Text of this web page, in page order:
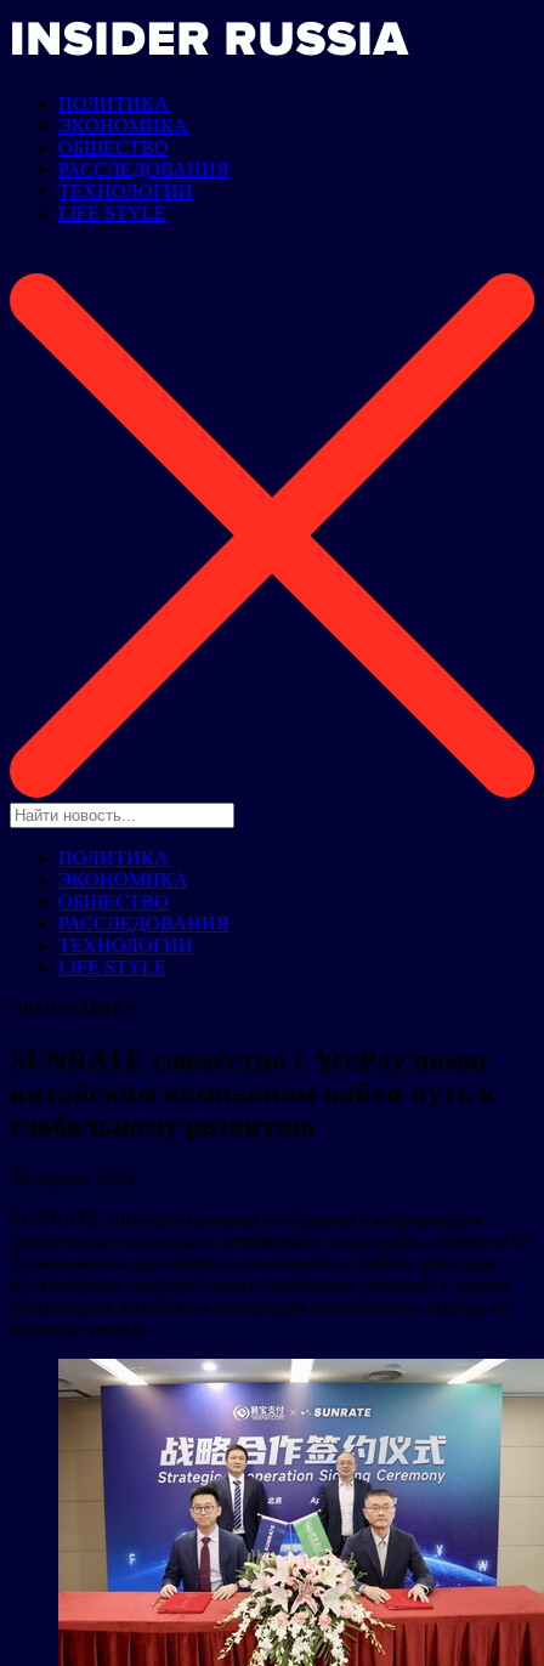
ПОЛИТИКА
ЭКОНОМИКА
ОБЩЕСТВО
РАССЛЕДОВАНИЯ
ТЕХНОЛОГИИ
LIFE STYLE
ПОЛИТИКА
ЭКОНОМИКА
ОБЩЕСТВО
РАССЛЕДОВАНИЯ
ТЕХНОЛОГИИ
LIFE STYLE
ЭКОНОМИКА
SUNRATE совместно с YeePay помог
китайским компаниям найти путь к
глобальному развитию
30 апреля 2024
SUNRATE, интеллектуальная глобальная платформа для
управления платежами и денежными средствами, объявила об
установлении партнерских отношений с YeePay, ведущим
поставщиком корпоративных платежных решений, с целью
обеспечения китайским компаниям возможности выхода на
мировые рынки.